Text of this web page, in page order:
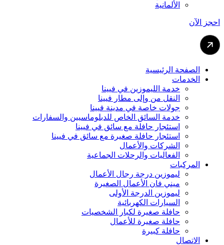
الألمانية
احجز الآن
الصفحة الرئيسية
الخدمات
خدمة الليموزين في فيينا
النقل من وإلى مطار فيينا
جولات خاصة في مدينة فيينا
خدمة السائق الخاص للدبلوماسيين والسفارات
استئجار حافلة مع سائق في فيينا
استئجار حافلة صغيرة مع سائق في فيينا
الشركات والأعمال
الفعاليات والرحلات الجماعية
المركبات
ليموزين درجة رجال الأعمال
ميني فان الأعمال الصغيرة
ليموزين الدرجة الأولى
السيارات الكهربائية
حافلة صغيرة لكبار الشخصيات
حافلة صغيرة للأعمال
حافلة كبيرة
الاتصال